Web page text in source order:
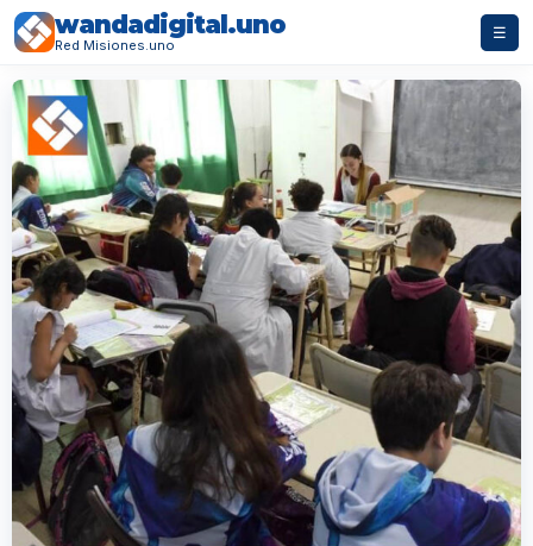
wandadigital.uno
Red Misiones.uno
☰